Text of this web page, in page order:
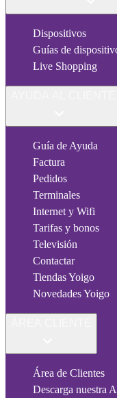
Dispositivos
Guías de
Live Shopping
Guía de Ayuda
Factura
Pedidos
Terminales
Internet y Wifi
Tarifas y bonos
Televisión
Contactar
Tiendas Yoigo
Novedades Yoigo
Área de Clientes
Descarga nuestra